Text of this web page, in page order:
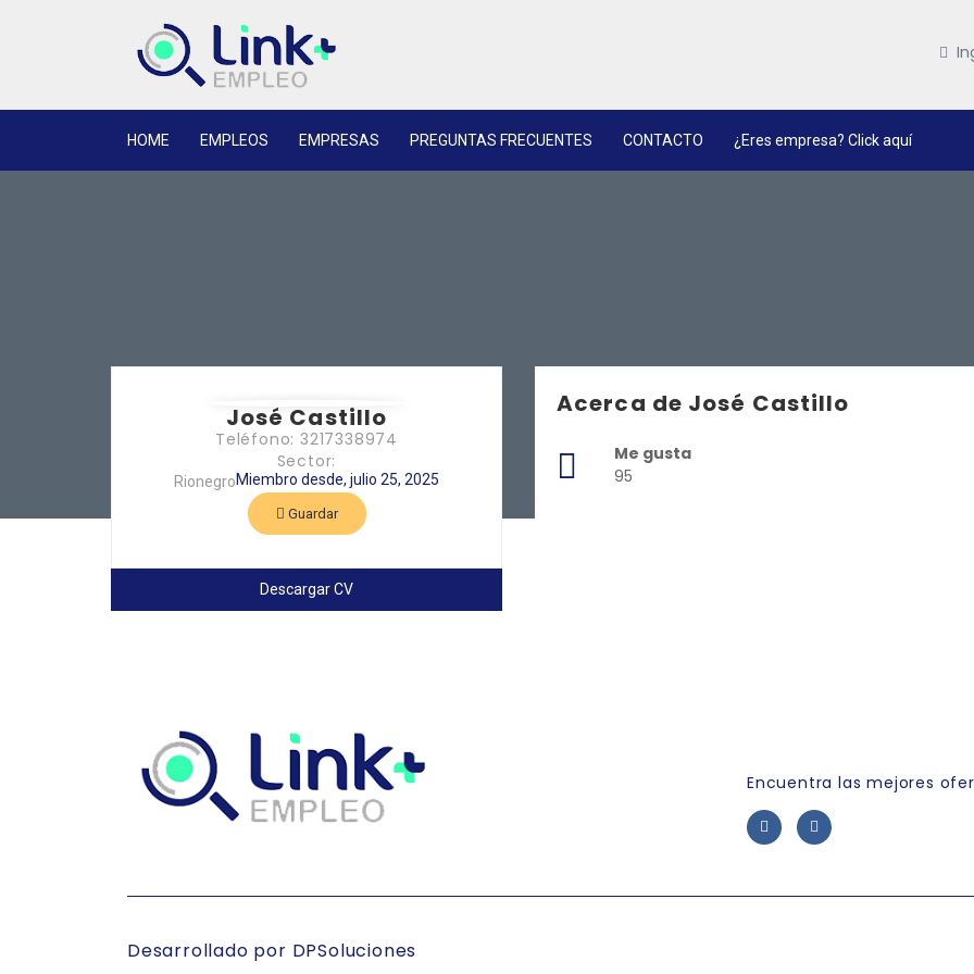
HOME EMPLEOS EMPRESAS PREGUNTAS FRECUENTES CONTACTO ¿Eres empresa? Click aquí
José Castillo
Teléfono: 3217338974
Sector:
RionegroMiembro desde, julio 25, 2025
Guardar
Descargar CV
Acerca de José Castillo
Me gusta
95
Encuentra las mejores
Desarrollado por DPSoluciones